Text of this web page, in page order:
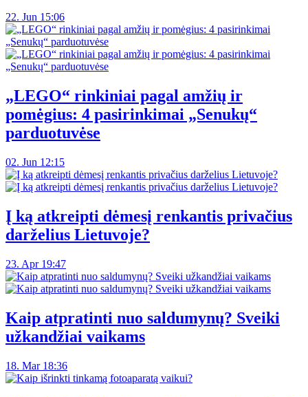
22. Jun 15:06
„LEGO“ rinkiniai pagal amžių ir
pomėgius: 4 pasirinkimai „Senukų“
parduotuvėse
02. Jun 12:15
Į ką atkreipti dėmesį renkantis privačius
darželius Lietuvoje?
23. Apr 19:47
Kaip atpratinti nuo saldumynų? Sveiki
užkandžiai vaikams
18. Mar 18:36